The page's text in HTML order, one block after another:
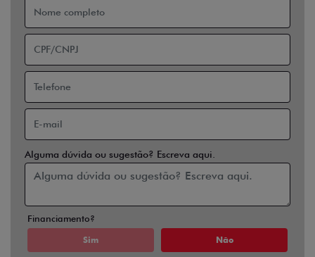
Alguma dúvida ou sugestão? Escreva aqui.
Financiamento?
Sim Não